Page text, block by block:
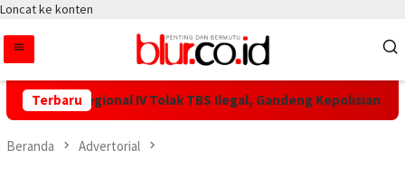
Loncat ke konten
Terbaru
IV Regional IV Tolak TBS Ilegal, Gandeng Kepolisian Amankan
Beranda Advertorial